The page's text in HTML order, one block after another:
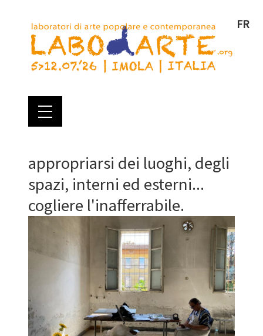
FR
appropriarsi dei luoghi, degli
spazi, interni ed esterni...
cogliere l'inafferrabile.